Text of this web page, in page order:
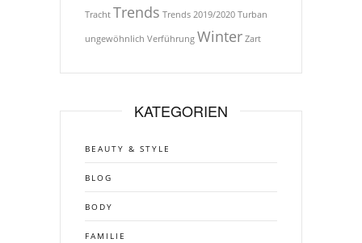
Tracht Trends Trends 2019/2020 Turban
ungewöhnlich Verführung Winter Zart
KATEGORIEN
BEAUTY & STYLE
BLOG
BODY
FAMILIE